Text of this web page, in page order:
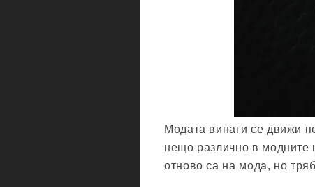
Модата винаги се движи
нещо различно в модните
отново са на мода, но